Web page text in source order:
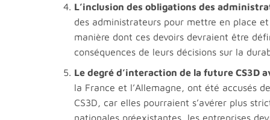
L’inclusion des obligations des
des administrateurs pour mettre en place
manière dont ces devoirs devraient être
conséquences de leurs décisions sur la
Le degré d’interaction de la future CS3D
la France et l’Allemagne, ont été accusés
CS3D, car elles pourraient s’avérer plus